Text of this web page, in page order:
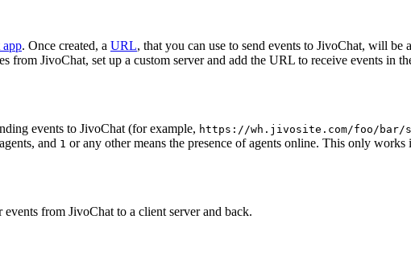
app. Once created, a URL, that you can use to send events to JivoChat, will
from JivoChat, set up a custom server and add the URL to receive events in
events to JivoChat (for example, https://wh.jivosite.com/foo/bar/
and 1 or any other means the presence of agents online. This only
from JivoChat to a client server and back.